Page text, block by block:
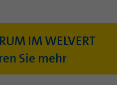
IM WELVERT
Sie mehr